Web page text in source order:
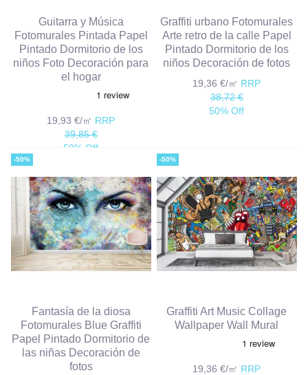
Guitarra y Música
Fotomurales Pintada Papel
Pintado Dormitorio de los
niños Foto Decoración para
el hogar
19,93 €/㎡ RRP
39,85 €
50% Off
Graffiti urbano Fotomurales
Arte retro de la calle Papel
Pintado Dormitorio de los
niños Decoración de fotos
19,36 €/㎡ RRP
38,72 €
50% Off
-50%
Fantasía de la diosa
Fotomurales Blue Graffiti
Papel Pintado Dormitorio de
las niñas Decoración de
fotos
-50%
Graffiti Art Music Collage
Wallpaper Wall Mural
19,36 €/㎡ RRP